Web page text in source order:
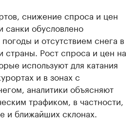
снижение спроса и цен
санки обусловлено
и отсутствием снега в
страны. Рост спроса и цен на
используют для катания
и в зонах с
аналитики объясняют
трафиком, в частности,
и ближайших склонах.